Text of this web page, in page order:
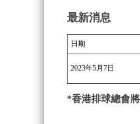
最新消息
日期
2023年5月7日
*香港排球總會